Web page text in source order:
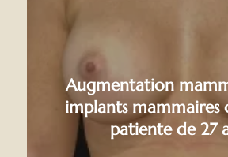
Augmentation
implants mammaires
patiente de 27